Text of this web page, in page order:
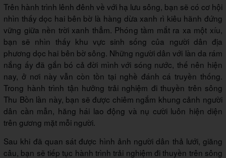
Trên hành trình lênh đênh về với hạ lưu sông, bạn sẽ có cơ hội
nhìn thấy dọc hai bên bờ là hàng dừa xanh rì kiêu hãnh đứng
vững giữa nền trời xanh thẳm. Phóng tầm mắt ra xa một xíu,
bạn sẽ nhìn thấy khu vực sinh sống của người dân địa
phương dọc hai bên bờ sông. Những người dân với làn da rám
nắng ấy đã gắn bó cả đời mình với sóng nước, thế nên hiện
nay, ở nơi này vẫn còn tồn tại nghề đánh cá truyền thống.
Trong hành trình tận hưởng trải nghiệm đi thuyền trên sông
Thu Bồn lần này, bạn sẽ được chiêm ngắm khung cảnh người
dân cần mẫn, hăng hái lao động và nụ cười luôn hiện diện
trên gương mặt mỗi người.
Sau khi đã quan sát được hình ảnh người dân thả lưới, giăng
câu, bạn sẽ tiếp tục hành trình trải nghiệm đi thuyền trên sông